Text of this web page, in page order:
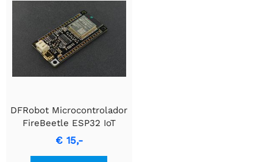
DFRobot Microcontrolador
FireBeetle ESP32 IoT
(suporta Wi-Fi e
Bluetooth)
€ 15,-